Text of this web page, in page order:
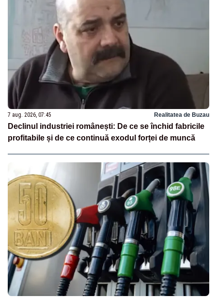
7 aug. 2026, 07:45 Realitatea de Buzau
Declinul industriei românești: De ce se închid fabricile
profitabile și de ce continuă exodul forței de muncă